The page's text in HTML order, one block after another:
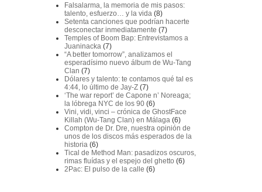
Falsalarma, la memoria de mis pasos:
talento, esfuerzo… y la vida (8)
Setenta canciones que podrían hacerte
desconectar inmediatamente (7)
Temples of Boom Bap: Entrevistamos a
Juaninacka (7)
“A better tomorrow”, analizamos el
esperadísimo nuevo álbum de Wu-Tang
Clan (7)
Dólares y talento: te contamos qué tal es
4:44, lo último de Jay-Z (7)
‘The war report’ de Capone n’ Noreaga;
la lóbrega NYC de los 90 (6)
Vini, vidi, vinci – crónica de GhostFace
Killah (Wu-Tang Clan) en Málaga (6)
Compton de Dr. Dre, nuestra opinión de
unos de los discos más esperados de la
historia (6)
Tical de Method Man: pasadizos oscuros,
rimas fluídas y el espejo del ghetto (6)
2Pac: El pulso de la calle (6)